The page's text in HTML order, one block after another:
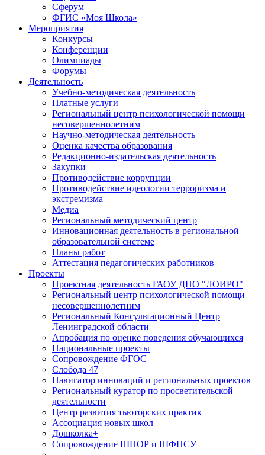
Сферум
ФГИС «Моя Школа»
Мероприятия
Конкурсы
Конференции
Олимпиады
Форумы
Деятельность
Учебно-методическая деятельность
Платные услуги
Региональный центр психологической помощи
несовершеннолетним
Научно-методическая деятельность
Оценка качества образования
Редакционно-издательская деятельность
Закупки
Противодействие коррупции
Противодействие идеологии терроризма и
экстремизма
Медиа
Региональный методический центр
Инновационная деятельность в региональной
образовательной системе
Планы работ
Аттестация педагогических работников
Проекты
Проектная деятельность ГАОУ ДПО "ЛОИРО"
Региональный центр психологической помощи
несовершеннолетним
Региональный Консультационный Центр
Ленинградской области
Апробация по оценке поведения обучающихся
Национальные проекты
Сопровождение ФГОС
Слобода 47
Навигатор инноваций и региональных проектов
Региональный куратор по просветительской
деятельности
Центр развития тьюторских практик
Ассоциация новых школ
Дошколка+
Сопровождение ШНОР и ШФНСУ